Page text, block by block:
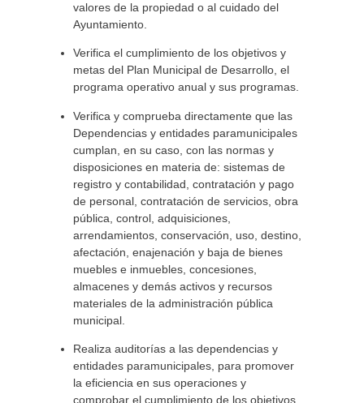
valores de la propiedad o al cuidado del
Ayuntamiento.
Verifica el cumplimiento de los objetivos y
metas del Plan Municipal de Desarrollo, el
programa operativo anual y sus programas.
Verifica y comprueba directamente que las
Dependencias y entidades paramunicipales
cumplan, en su caso, con las normas y
disposiciones en materia de: sistemas de
registro y contabilidad, contratación y pago
de personal, contratación de servicios, obra
pública, control, adquisiciones,
arrendamientos, conservación, uso, destino,
afectación, enajenación y baja de bienes
muebles e inmuebles, concesiones,
almacenes y demás activos y recursos
materiales de la administración pública
municipal.
Realiza auditorías a las dependencias y
entidades paramunicipales, para promover
la eficiencia en sus operaciones y
comprobar el cumplimiento de los objetivos